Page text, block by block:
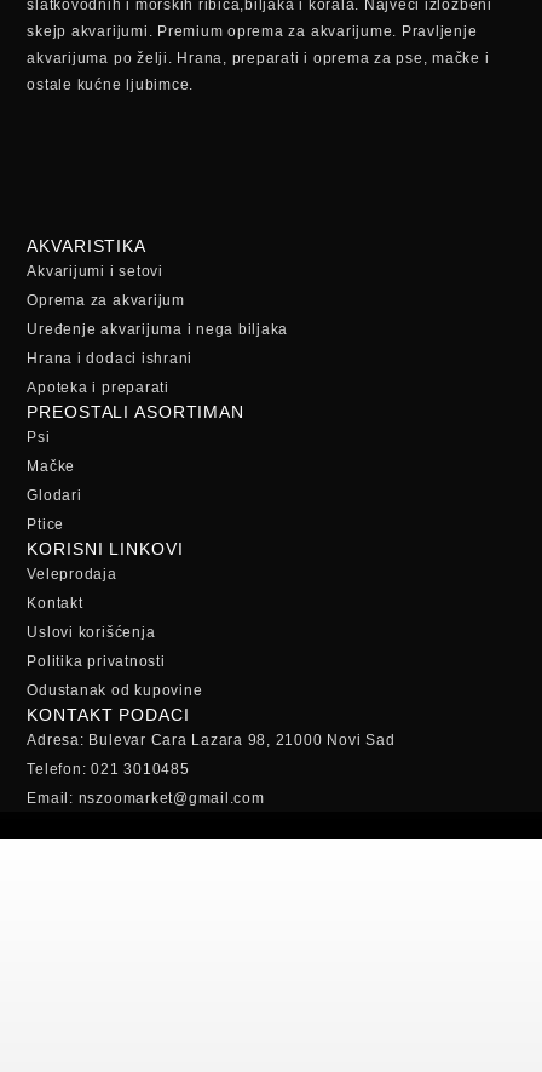
slatkovodnih i morskih ribica,biljaka i korala. Najveći izložbeni
skejp akvarijumi. Premium oprema za akvarijume. Pravljenje
akvarijuma po želji. Hrana, preparati i oprema za pse, mačke i
ostale kućne ljubimce.
AKVARISTIKA
Akvarijumi i setovi
Oprema za akvarijum
Uređenje akvarijuma i nega biljaka
Hrana i dodaci ishrani
Apoteka i preparati
PREOSTALI ASORTIMAN
Psi
Mačke
Glodari
Ptice
KORISNI LINKOVI
Veleprodaja
Kontakt
Uslovi korišćenja
Politika privatnosti
Odustanak od kupovine
KONTAKT PODACI
Adresa: Bulevar Cara Lazara 98, 21000 Novi Sad
Telefon: 021 3010485
Email: nszoomarket@gmail.com